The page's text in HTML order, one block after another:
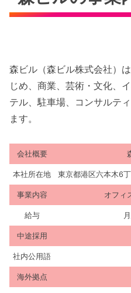
森ビル（森ビル株式会社）
じめ、商業、芸術・文化、
テル、駐車場、コンサルテ
ます。
会社概要
本社所在地 東京都港区六本木6
事業内容 オフィ
給与
中途採用
社内公用語
海外拠点